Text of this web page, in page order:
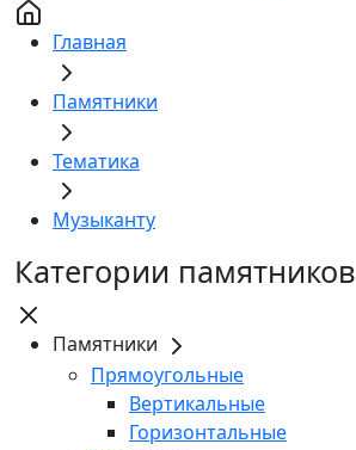
Главная
Памятники
Тематика
Музыканту
Категории памятников
Памятники
Прямоугольные
Вертикальные
Горизонтальные